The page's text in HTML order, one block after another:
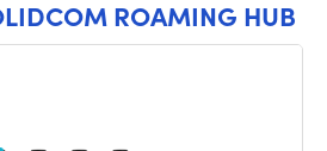
ROAMING HUB